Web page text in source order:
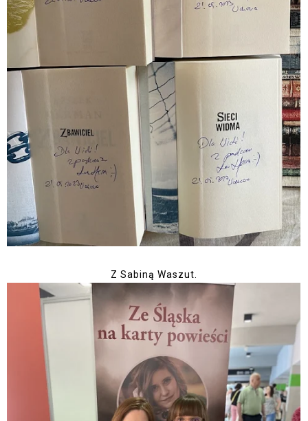
Z Sabiną Waszut.